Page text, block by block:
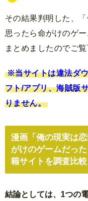
その結果判明した、
思ったら命がけのゲ
まとめましたのでご覧
※当サイトは違法ダ
フト/アプリ、海賊版
りません。
漫画「俺の現実は
がけのゲームだっ
籍サイトを調査比較
結論としては、1つの